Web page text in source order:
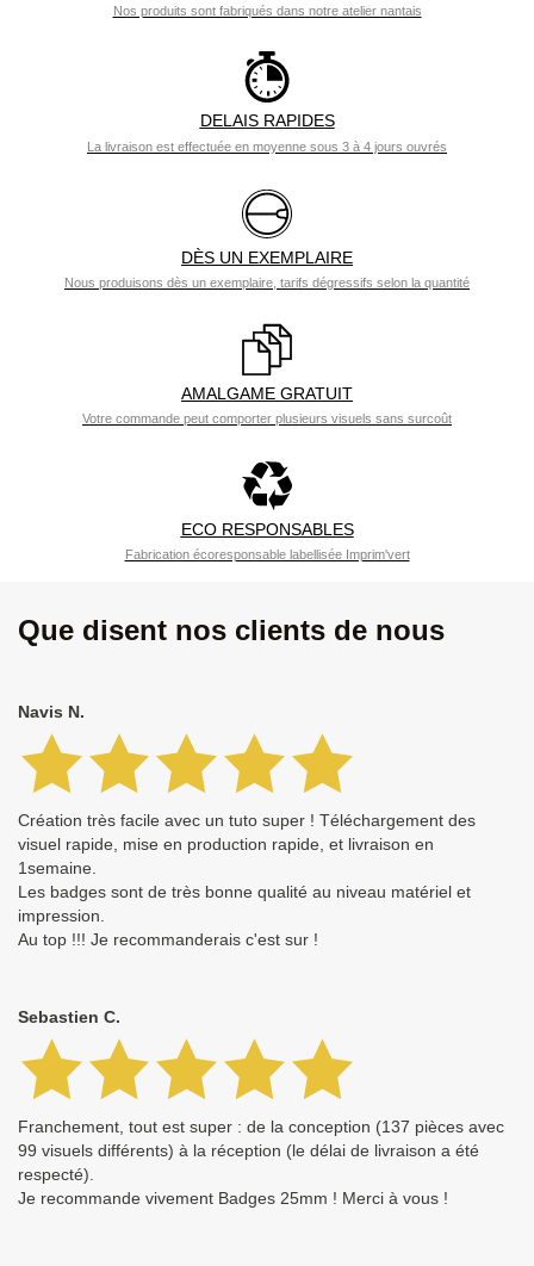
Nos produits sont fabriqués dans notre atelier nantais
DELAIS RAPIDES
La livraison est effectuée en moyenne sous 3 à 4 jours ouvrés
DÈS UN EXEMPLAIRE
Nous produisons dès un exemplaire, tarifs dégressifs selon la quantité
AMALGAME GRATUIT
Votre commande peut comporter plusieurs visuels sans surcoût
ECO RESPONSABLES
Fabrication écoresponsable labellisée Imprim'vert
Que disent nos clients de nous
Navis N.
Création très facile avec un tuto super ! Téléchargement des
visuel rapide, mise en production rapide, et livraison en
1semaine.
Les badges sont de très bonne qualité au niveau matériel et
impression.
Au top !!! Je recommanderais c'est sur !
Sebastien C.
Franchement, tout est super : de la conception (137 pièces avec
99 visuels différents) à la réception (le délai de livraison a été
respecté).
Je recommande vivement Badges 25mm ! Merci à vous !